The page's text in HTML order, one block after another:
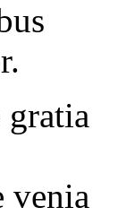
gratia
venia